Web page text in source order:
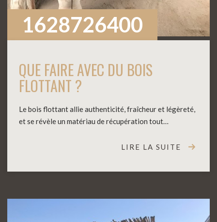
1628726400
QUE FAIRE AVEC DU BOIS
FLOTTANT ?
Le bois flottant allie authenticité, fraîcheur et légèreté,
et se révèle un matériau de récupération tout…
LIRE LA SUITE